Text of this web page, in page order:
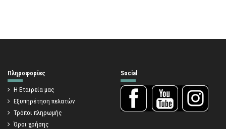
Πληροφορίες
Η Εταιρεία μας
Εξυπηρέτηση πελατών
Τρόποι πληρωμής
Όροι χρήσης
Social